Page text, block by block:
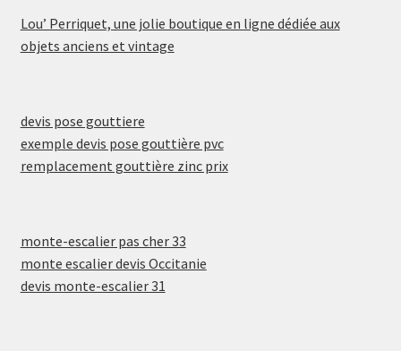
Lou’ Perriquet, une jolie boutique en ligne dédiée aux
objets anciens et vintage
devis pose gouttiere
exemple devis pose gouttière pvc
remplacement gouttière zinc prix
monte-escalier pas cher 33
monte escalier devis Occitanie
devis monte-escalier 31